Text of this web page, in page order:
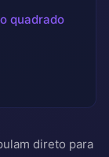
quadrado
direto para